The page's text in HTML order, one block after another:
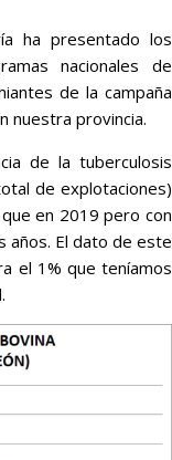
ha presentado los
nacionales de
de la campaña
nuestra provincia.
de la tuberculosis
de explotaciones)
en 2019 pero con
años. El dato de este
el 1% que teníamos